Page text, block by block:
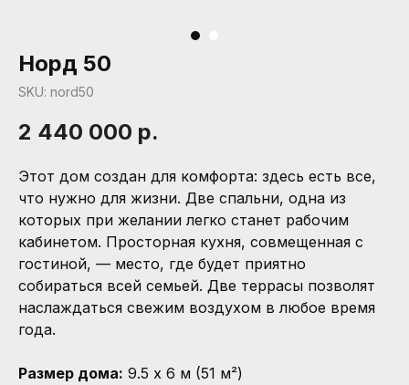
Норд 50
SKU: nord50
2 440 000 р.
Этот дом создан для комфорта: здесь есть все,
что нужно для жизни. Две спальни, одна из
которых при желании легко станет рабочим
кабинетом. Просторная кухня, совмещенная с
гостиной, — место, где будет приятно
собираться всей семьей. Две террасы позволят
наслаждаться свежим воздухом в любое время
года.
Размер дома: 9.5 x 6 м (51 м²)